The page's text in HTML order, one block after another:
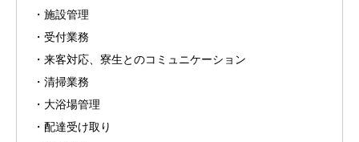
・施設管理
・受付業務
・来客対応、寮生とのコミュニケーション
・清掃業務
・大浴場管理
・配達受け取り